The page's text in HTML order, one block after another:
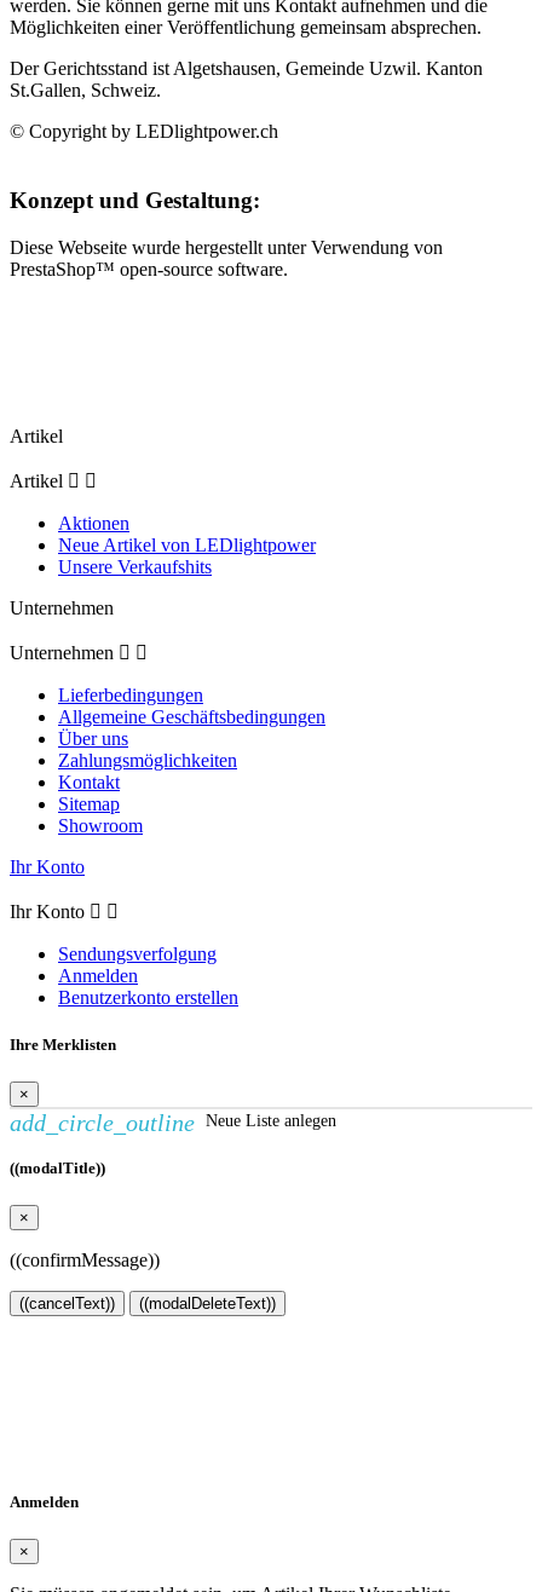
werden. Sie können gerne mit uns Kontakt aufnehmen und die
Möglichkeiten einer Veröffentlichung gemeinsam absprechen.
Der Gerichtsstand ist Algetshausen, Gemeinde Uzwil. Kanton
St.Gallen, Schweiz.
© Copyright by LEDlightpower.ch
Konzept und Gestaltung:
Diese Webseite wurde hergestellt unter Verwendung von
PrestaShop™ open-source software.
Artikel
Artikel  
Aktionen
Neue Artikel von LEDlightpower
Unsere Verkaufshits
Unternehmen
Unternehmen  
Lieferbedingungen
Allgemeine Geschäftsbedingungen
Über uns
Zahlungsmöglichkeiten
Kontakt
Sitemap
Showroom
Ihr Konto
Ihr Konto  
Sendungsverfolgung
Anmelden
Benutzerkonto erstellen
Ihre Merklisten
×
add_circle_outline Neue Liste anlegen
((modalTitle))
×
((confirmMessage))
((cancelText)) ((modalDeleteText))
Anmelden
×